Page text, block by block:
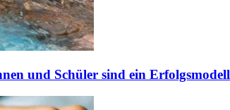
und Schüler sind ein Erfolgsmodell